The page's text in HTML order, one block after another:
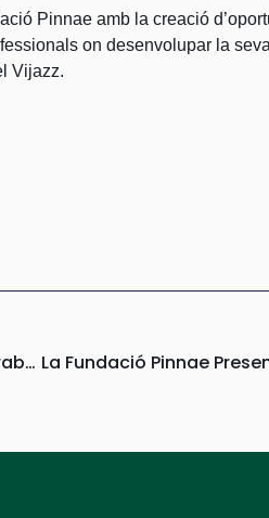
Pinnae amb la creació
on desenvolupar la
Vijazz.
El Musicveu Es Vesteix De Gala Amb Ramon Mirabet I El Millor Tribut A Elton John